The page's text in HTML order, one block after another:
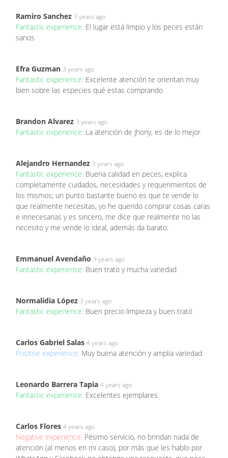
Ramiro Sanchez 3 years ago
Fantastic experience: El lugar está limpio y los peces están
sanos
Efra Guzman 3 years ago
Fantastic experience: Excelente atención te orientan muy
bien sobre las especies qué estas comprando
Brandon Alvarez 3 years ago
Fantastic experience: La atención de Jhony, es de lo mejor
Alejandro Hernandez 3 years ago
Fantastic experience: Buena calidad en peces, explica
completamente cuidados, necesidades y requerimientos de
los mismos; un punto bastante bueno es que te vende lo
que realmente necesitas, yo he querido comprar cosas caras
e innecesarias y es sincero, me dice que realmente no las
necesito y me vende lo ideal, además da barato.
Emmanuel Avendaño 3 years ago
Fantastic experience: Buen trato y mucha variedad
Normalidia López 3 years ago
Fantastic experience: Buen precio limpieza y buen trató
Carlos Gabriel Salas 4 years ago
Positive experience: Muy buena atención y amplia variedad
Leonardo Barrera Tapia 4 years ago
Fantastic experience: Excelentes ejemplares
Carlos Flores 4 years ago
Negative experience: Pésimo servicio, no brindan nada de
atención (al menos en mi caso), por más que les hablo por